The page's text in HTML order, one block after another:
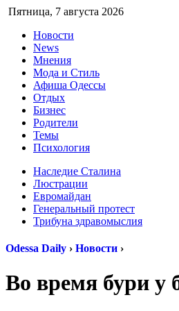
Новости
News
Мнения
Мода и Стиль
Афиша Одессы
Отдых
Бизнес
Родители
Темы
Психология
Наследие Сталина
Люстрации
Евромайдан
Генеральный протест
Трибуна здравомыслия
Odessa Daily›Новости›